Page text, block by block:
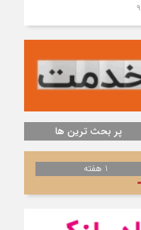
پر بحث ترین ها
1 هفته